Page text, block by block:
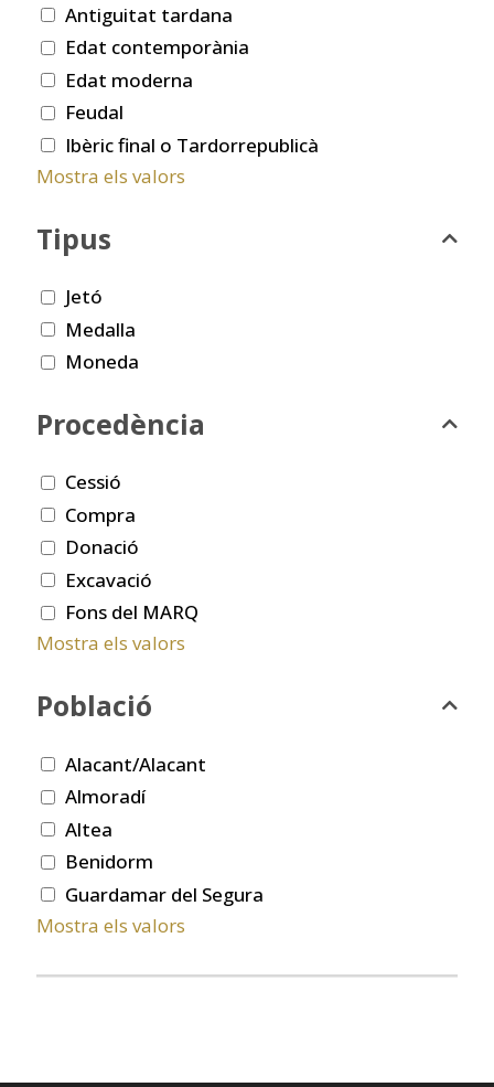
Antiguitat tardana
Edat contemporània
Edat moderna
Feudal
Ibèric final o Tardorrepublicà
Mostra els valors
Tipus
Jetó
Medalla
Moneda
Procedència
Cessió
Compra
Donació
Excavació
Fons del MARQ
Mostra els valors
Població
Alacant/Alacant
Almoradí
Altea
Benidorm
Guardamar del Segura
Mostra els valors